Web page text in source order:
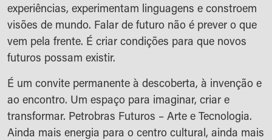
experiências, experimentam linguagens e constroem
visões de mundo. Falar de futuro não é prever o que
vem pela frente. É criar condições para que novos
futuros possam existir.
É um convite permanente à descoberta, à invenção e
ao encontro. Um espaço para imaginar, criar e
transformar. Petrobras Futuros – Arte e Tecnologia.
Ainda mais energia para o centro cultural, ainda mais